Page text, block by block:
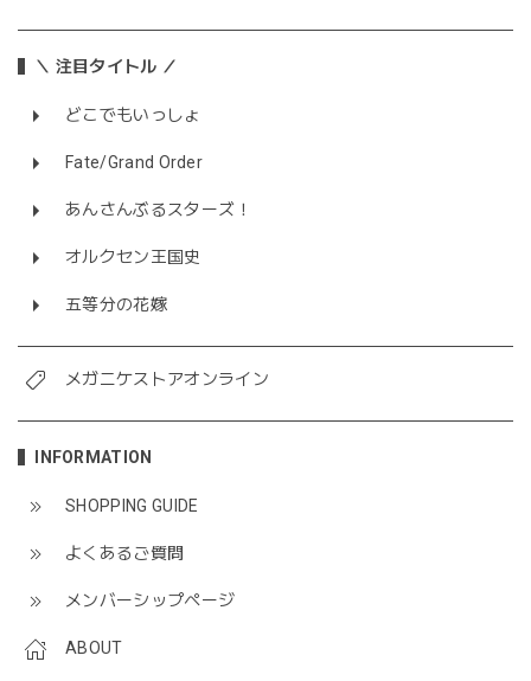
＼ 注目タイトル ／
どこでもいっしょ
Fate/Grand Order
あんさんぶるスターズ！
オルクセン王国史
五等分の花嫁
メガニケストアオンライン
INFORMATION
SHOPPING GUIDE
よくあるご質問
メンバーシップページ
ABOUT